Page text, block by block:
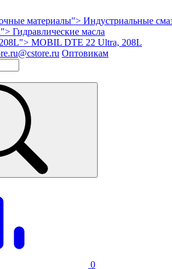
материалы"> Индустриальные
Гидравлические масла
MOBIL DTE 22 Ultra, 208L
Оптовикам
0